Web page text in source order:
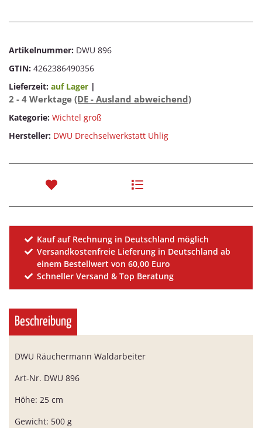
Artikelnummer: DWU 896
GTIN: 4262386490356
Lieferzeit: auf Lager |
2 - 4 Werktage (DE - Ausland abweichend)
Kategorie: Wichtel groß
Hersteller: DWU Drechselwerkstatt Uhlig
Kauf auf Rechnung in Deutschland möglich
Versandkostenfreie Lieferung in Deutschland ab
einem Bestellwert von 60,00 Euro
Schneller Versand & Top Beratung
Beschreibung
DWU Räuchermann Waldarbeiter
Art-Nr. DWU 896
Höhe: 25 cm
Gewicht: 500 g